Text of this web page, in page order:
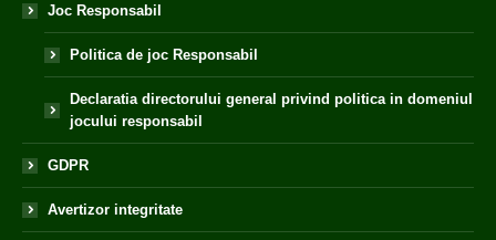
Joc Responsabil
Politica de joc Responsabil
Declaratia directorului general privind politica in domeniul
jocului responsabil
GDPR
Avertizor integritate